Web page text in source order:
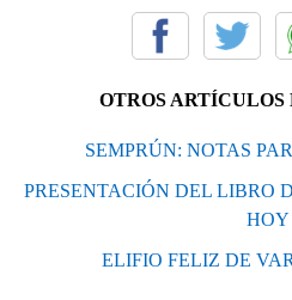
OTROS ARTÍCULOS
SEMPRÚN: NOTAS
PRESENTACIÓN DEL LIBRO
HOY
ELIFIO FELIZ DE